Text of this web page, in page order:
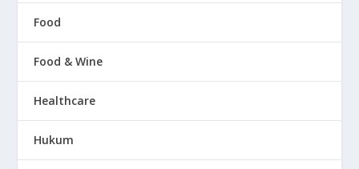
Food
Food & Wine
Healthcare
Hukum